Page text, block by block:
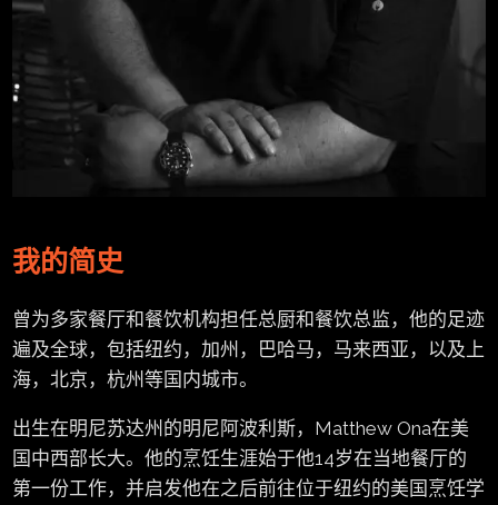
我的简史
曾为多家餐厅和餐饮机构担任总厨和餐饮总监，他的足迹
遍及全球，包括纽约，加州，巴哈马，马来西亚，以及上
海，北京，杭州等国内城市。
出生在明尼苏达州的明尼阿波利斯，Matthew Ona在美
国中西部长大。他的烹饪生涯始于他14岁在当地餐厅的
第一份工作，并启发他在之后前往位于纽约的美国烹饪学